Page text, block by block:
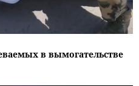
в вымогательстве